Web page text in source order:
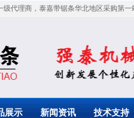
理商，泰嘉带锯条华北地区采购第一
展示 新闻资讯 技术支持